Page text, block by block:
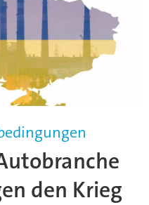
den Krieg